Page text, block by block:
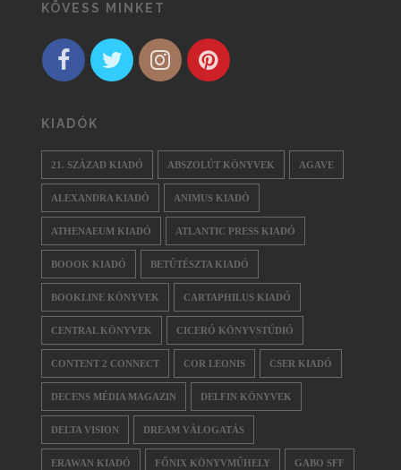
KÖVESS MINKET
KIADÓK
21. SZÁZAD KIADÓ ABSZOLÚT KÖNYVEK AGAVE
ALEXANDRA KIADÓ ANIMUS KIADÓ
ATHENAEUM KIADÓ ATLANTIC PRESS KIADÓ
BOOOK KIADÓ BETŰTÉSZTA KIADÓ
BOOKLINE KÖNYVEK CARTAPHILUS KIADÓ
CENTRAL KÖNYVEK CICERÓ KÖNYVSTÚDIÓ
CONTENT 2 CONNECT COR LEONIS CSER KIADÓ
DECENS MÉDIA MAGAZIN DELFIN KÖNYVEK
DELTA VISION DREAM VÁLOGATÁS
ERAWAN KIADÓ FŐNIX KÖNYVMŰHELY GABO SFF